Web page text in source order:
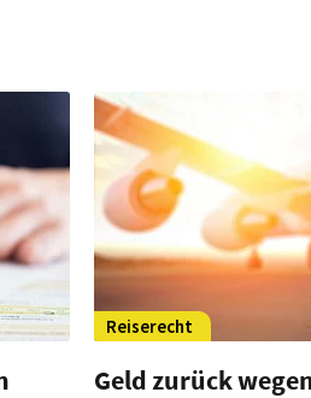
Reiserecht
Geld zurück